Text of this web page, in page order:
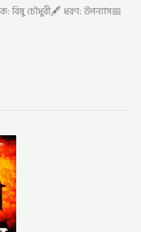
বিষু চৌধুরী🖋️ ধরণ: উপন্যাস📅